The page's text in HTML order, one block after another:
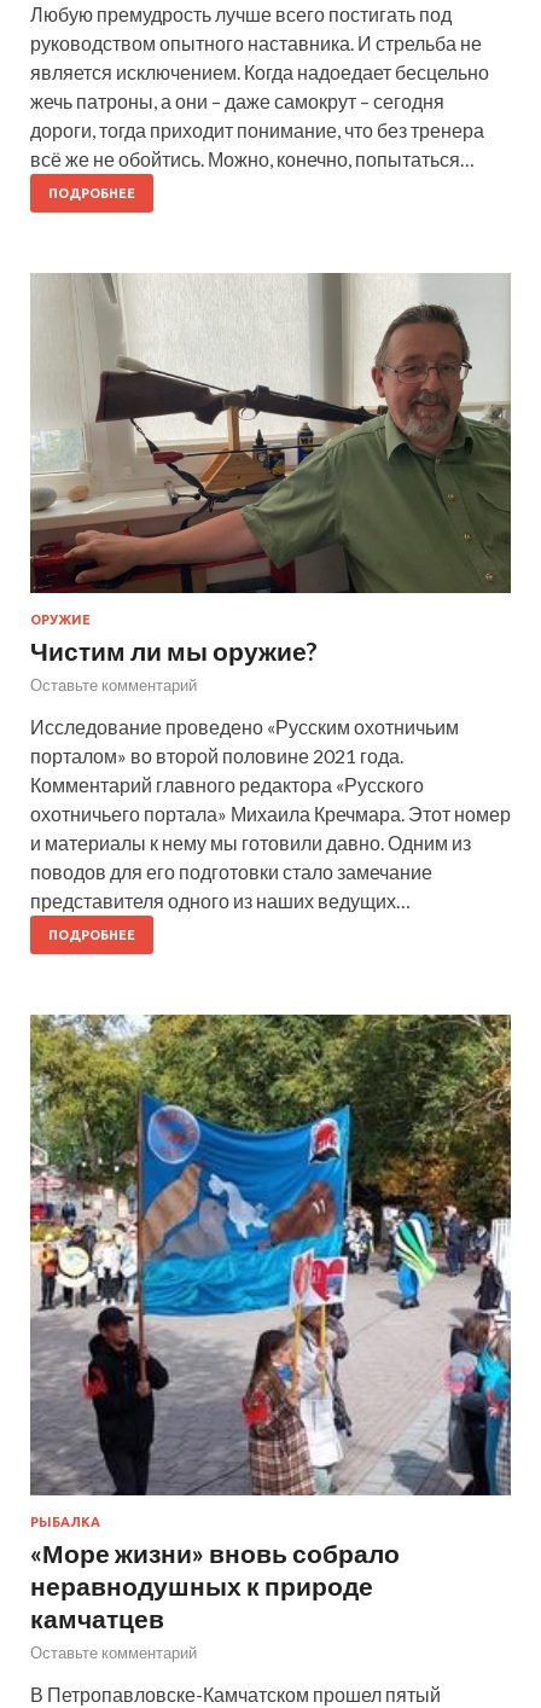
Любую премудрость лучше всего постигать под
руководством опытного наставника. И стрельба не
является исключением. Когда надоедает бесцельно
жечь патроны, а они – даже самокрут – сегодня
дороги, тогда приходит понимание, что без тренера
всё же не обойтись. Можно, конечно, попытаться…
ПОДРОБНЕЕ
ОРУЖИЕ
Чистим ли мы оружие?
Оставьте комментарий
Исследование проведено «Русским охотничьим
порталом» во второй половине 2021 года.
Комментарий главного редактора «Русского
охотничьего портала» Михаила Кречмара. Этот номер
и материалы к нему мы готовили давно. Одним из
поводов для его подготовки стало замечание
представителя одного из наших ведущих…
ПОДРОБНЕЕ
РЫБАЛКА
«Море жизни» вновь собрало
неравнодушных к природе
камчатцев
Оставьте комментарий
В Петропавловске-Камчатском прошел пятый